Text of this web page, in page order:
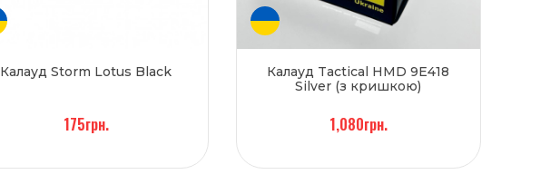
Калауд Storm Lotus Black
175грн.
Калауд Tactical HMD 9E418
Silver (з кришкою)
1,080грн.